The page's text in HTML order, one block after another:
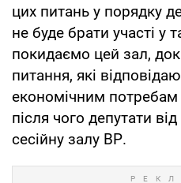
цих питань у порядку
не буде брати участі у
покидаємо цей зал,
питання, які
економічним потребам
після чого депутати
сесійну залу ВР.